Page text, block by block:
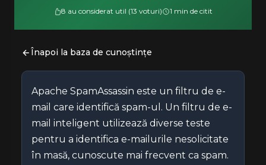
8 au considerat util (13 voturi) 1 min de citit
Înapoi la baza de cunoștințe
Apache SpamAssassin este un filtru de e-
mail care identifică spam-ul. Un filtru de e-
mail inteligent utilizează diverse teste
pentru a identifica e-mailurile nesolicitate
în masă, cunoscute mai frecvent ca spam.